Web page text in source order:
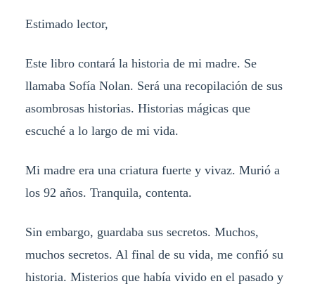
Estimado lector,
Este libro contará la historia de mi madre. Se
llamaba Sofía Nolan. Será una recopilación de sus
asombrosas historias. Historias mágicas que
escuché a lo largo de mi vida.
Mi madre era una criatura fuerte y vivaz. Murió a
los 92 años. Tranquila, contenta.
Sin embargo, guardaba sus secretos. Muchos,
muchos secretos. Al final de su vida, me confió su
historia. Misterios que había vivido en el pasado y